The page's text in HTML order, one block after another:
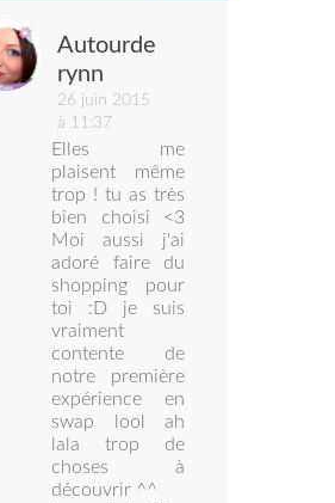
Autourde
rynn
26 juin 2015
à 11:37
Elles me
plaisent même
trop ! tu as très
bien choisi <3
Moi aussi j'ai
adoré faire du
shopping pour
toi :D je suis
vraiment
contente de
notre première
expérience en
swap lool ah
lala trop de
choses à
découvrir ^^